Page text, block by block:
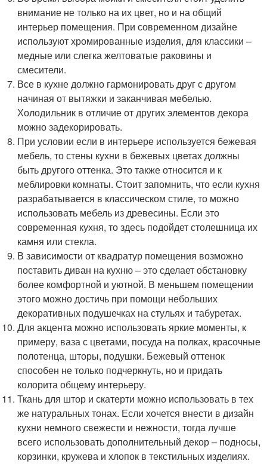
внимание не только на их цвет, но и на общий
интерьер помещения. При современном дизайне
используют хромированные изделия, для классики –
медные или слегка желтоватые раковины и
смесители.
Все в кухне должно гармонировать друг с другом
начиная от вытяжки и заканчивая мебелью.
Холодильник в отличие от других элементов декора
можно задекорировать.
При условии если в интерьере используется бежевая
мебель, то стены кухни в бежевых цветах должны
быть другого оттенка. Это также относится и к
меблировки комнаты. Стоит запомнить, что если кухня
разрабатывается в классическом стиле, то можно
использовать мебель из древесины. Если это
современная кухня, то здесь подойдет столешница их
камня или стекла.
В зависимости от квадратур помещения возможно
поставить диван на кухню – это сделает обстановку
более комфортной и уютной. В меньшем помещении
этого можно достичь при помощи небольших
декоративных подушечках на стульях и табуретах.
Для акцента можно использовать яркие моменты, к
примеру, ваза с цветами, посуда на полках, красочные
полотенца, шторы, подушки. Бежевый оттенок
способен не только подчеркнуть, но и придать
колорита общему интерьеру.
Ткань для штор и скатерти можно использовать в тех
же натуральных тонах. Если хочется внести в дизайн
кухни немного свежести и нежности, тогда лучше
всего использовать дополнительный декор – подносы,
корзинки, кружева и хлопок в текстильных изделиях.